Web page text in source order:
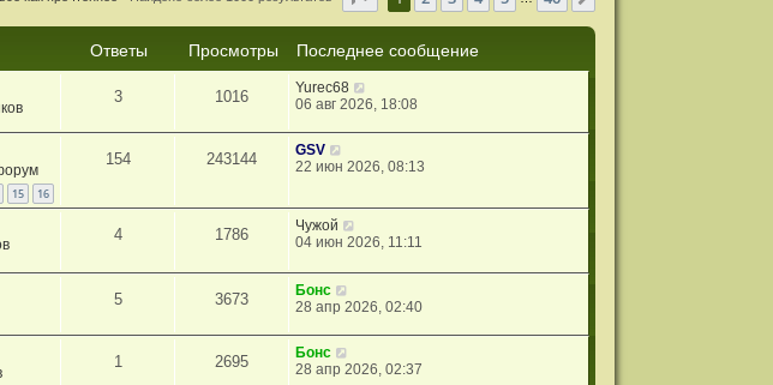
Ответы Просмотры Последнее сообщение
3 1016
Yurec68
06 авг 2026, 18:08
15 16
154 243144
GSV
22 июн 2026, 08:13
4 1786
Чужой
04 июн 2026, 11:11
5 3673
Бонс
28 апр 2026, 02:40
1 2695
Бонс
28 апр 2026, 02:37